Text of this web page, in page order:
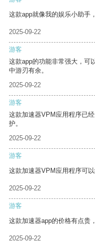
这款app就像我的娱乐小助手
2025-09-22
游客
这款app的功能非常强大，可
中游刃有余。
2025-09-22
游客
这款加速器VPM应用程序已
护。
2025-09-22
游客
这款加速器VPM应用程序可
2025-09-22
游客
这款加速器app的价格有点贵
2025-09-22